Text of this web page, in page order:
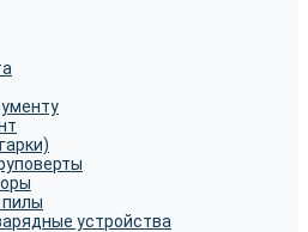
устройства